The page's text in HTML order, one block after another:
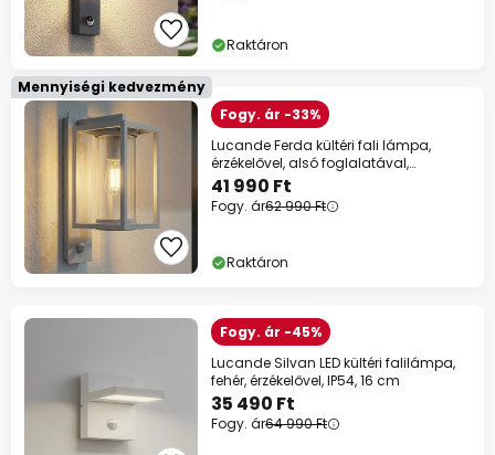
Raktáron
Mennyiségi kedvezmény
Fogy. ár -33%
Lucande Ferda kültéri fali lámpa,
érzékelővel, alsó foglalatával,
világosszürke
41 990 Ft
Fogy. ár62 990 Ft
Raktáron
Fogy. ár -45%
Lucande Silvan LED kültéri falilámpa,
fehér, érzékelővel, IP54, 16 cm
35 490 Ft
Fogy. ár64 990 Ft